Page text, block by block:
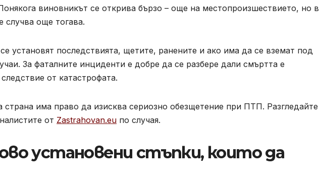
виновникът се открива бързо – още на местопроизшествието, но в
случва още тогава.
установят последствията, щетите, ранените и ако има да се вземат под
За фаталните инциденти е добре да се разбере дали смъртта е
от катастрофата.
има право да изисква сериозно обезщетение при ПТП. Разгледайте
от Zastrahovan.eu по случая.
установени стъпки, които да